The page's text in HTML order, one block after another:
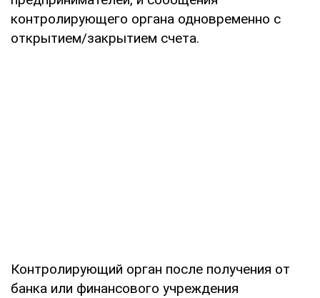
контролирующего органа одновременно с
открытием/закрытием счета.
Контролирующий орган после получения от
банка или финансового учреждения